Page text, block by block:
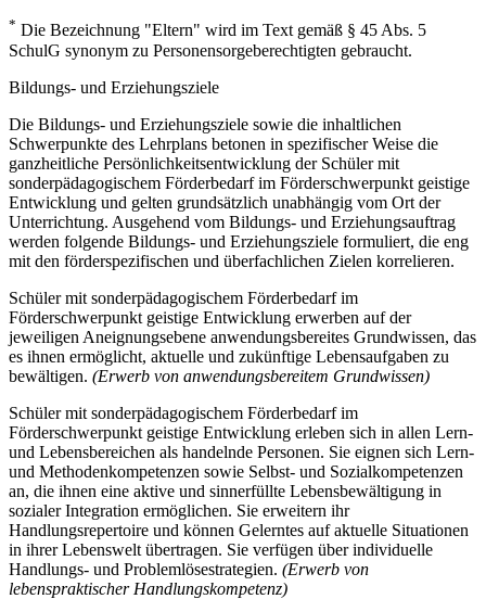
* Die Bezeichnung "Eltern" wird im Text gemäß § 45 Abs. 5
SchulG synonym zu Personensorgeberechtigten gebraucht.
Bildungs- und Erziehungsziele
Die Bildungs- und Erziehungsziele sowie die inhaltlichen
Schwerpunkte des Lehrplans betonen in spezifischer Weise die
ganzheitliche Persönlichkeitsentwicklung der Schüler mit
sonderpädagogischem Förderbedarf im Förderschwerpunkt geistige
Entwicklung und gelten grundsätzlich unabhängig vom Ort der
Unterrichtung. Ausgehend vom Bildungs- und Erziehungsauftrag
werden folgende Bildungs- und Erziehungsziele formuliert, die eng
mit den förderspezifischen und überfachlichen Zielen korrelieren.
Schüler mit sonderpädagogischem Förderbedarf im
Förderschwerpunkt geistige Entwicklung erwerben auf der
jeweiligen Aneignungsebene anwendungsbereites Grundwissen, das
es ihnen ermöglicht, aktuelle und zukünftige Lebensaufgaben zu
bewältigen. (Erwerb von anwendungsbereitem Grundwissen)
Schüler mit sonderpädagogischem Förderbedarf im
Förderschwerpunkt geistige Entwicklung erleben sich in allen Lern-
und Lebensbereichen als handelnde Personen. Sie eignen sich Lern-
und Methodenkompetenzen sowie Selbst- und Sozialkompetenzen
an, die ihnen eine aktive und sinnerfüllte Lebensbewältigung in
sozialer Integration ermöglichen. Sie erweitern ihr
Handlungsrepertoire und können Gelerntes auf aktuelle Situationen
in ihrer Lebenswelt übertragen. Sie verfügen über individuelle
Handlungs- und Problemlösestrategien. (Erwerb von
lebenspraktischer Handlungskompetenz)